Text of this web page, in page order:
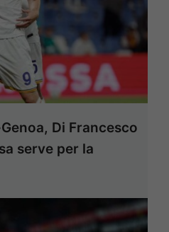
Di Francesco
serve per la